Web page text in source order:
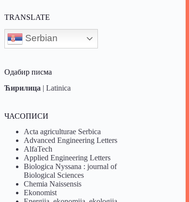
TRANSLATE
Serbian
Одабир писма
Ћирилица |Latinica
ЧАСОПИСИ
Acta agriculturae Serbica
Advanced Engineering Letters
AlfaTech
Applied Engineering Letters
Biologica Nyssana : journal of
Biological Sciences
Chemia Naissensis
Ekonomist